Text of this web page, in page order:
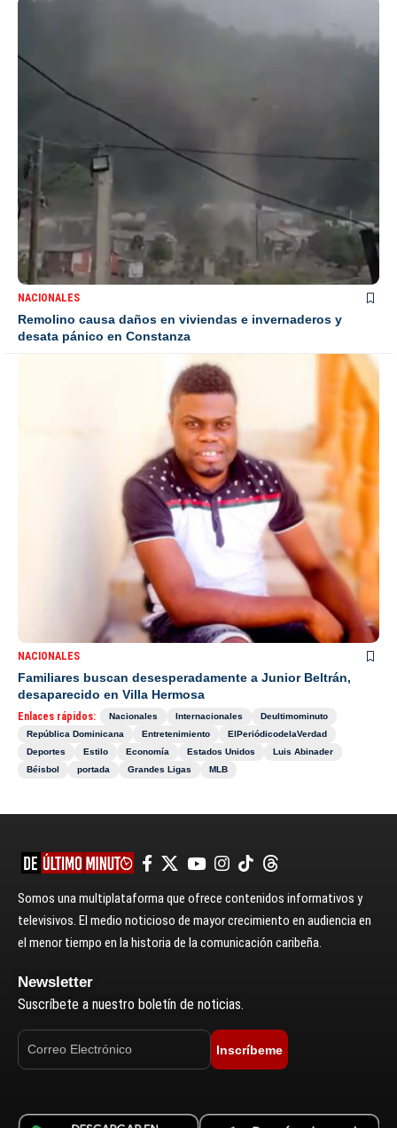
NACIONALES
Remolino causa daños en viviendas e invernaderos y
desata pánico en Constanza
NACIONALES
Familiares buscan desesperadamente a Junior Beltrán,
desaparecido en Villa Hermosa
Enlaces rápidos: Nacionales Internacionales
Deultimominuto
República Dominicana
Entretenimiento
ElPeriódicodelaVerdad
Deportes
Estilo Economía Estados Unidos
Luis Abinader
Béisbol
portada Grandes Ligas MLB
Somos una multiplataforma que ofrece contenidos informativos y
televisivos. El medio noticioso de mayor crecimiento en audiencia en
el menor tiempo en la historia de la comunicación caribeña.
Newsletter
Suscríbete a nuestro boletín de noticias.
Inscríbeme